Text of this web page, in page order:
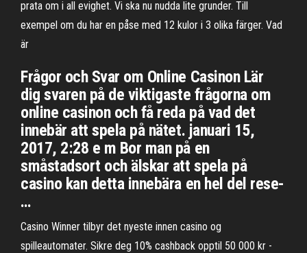
prata om i all evighet. Vi ska nu nudda lite grunder. Till
exempel om du har en påse med 12 kulor i 3 olika färger. Vad
är
Frågor och Svar om Online Casinon Lär
dig svaren på de viktigaste frågorna om
online casinon och få reda på vad det
innebär att spela på nätet. januari 15,
2017, 2:28 e m Bor man på en
småstadsort och älskar att spela på
casino kan detta innebära en hel del rese-
…
Casino Winner tilbyr det nyeste innen casino og
spilleautomater. Sikre deg 10% cashback opptil 50 000 kr -